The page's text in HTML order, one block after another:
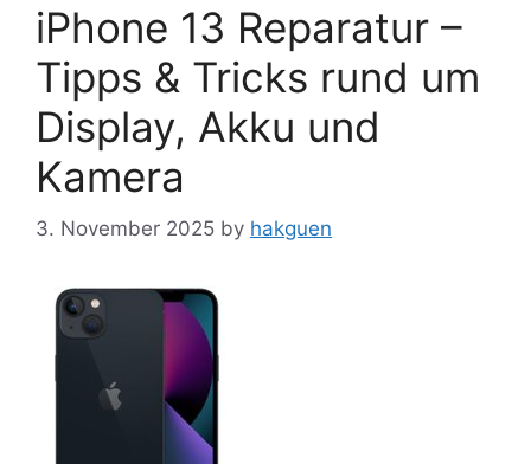
iPhone 13 Reparatur –
Tipps & Tricks rund um
Display, Akku und
Kamera
3. November 2025 by hakguen